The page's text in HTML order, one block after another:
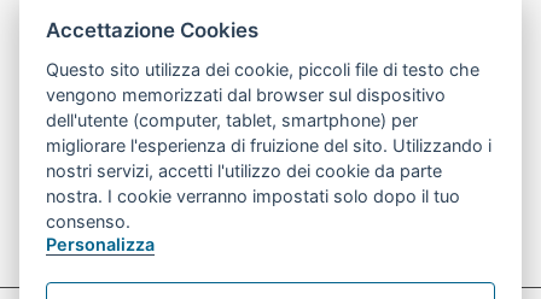
trova infopoint sulla mappa interattiva
Trova l'infopoint
più vicino
telefona al call center
Chiama il call
center
800078611
Contatto cantiere per emergenze nei giorni festivi
o nelle ore notturne:366 65 36 063
Accettazione Cookies
Questo sito utilizza dei cookie, piccoli file di testo che
vengono memorizzati dal browser sul dispositivo
dell'utente (computer, tablet, smartphone) per
migliorare l'esperienza di fruizione del sito. Utilizzando i
nostri servizi, accetti l'utilizzo dei cookie da parte
nostra. I cookie verranno impostati solo dopo il tuo
consenso.
Personalizza